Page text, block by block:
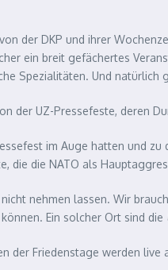
der DKP und ihrer
ein breit gefächertes
Spezialitäten. Und
der UZ-Pressefeste, deren
im Auge hatten und zu
die die NATO als
nehmen lassen. Wir
Ein solcher Ort sind die
der Friedenstage werden